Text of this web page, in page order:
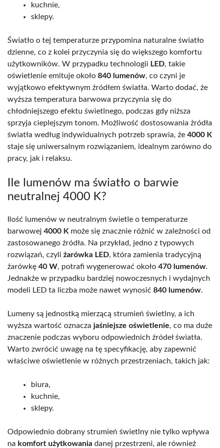
kuchnie,
sklepy.
Światło o tej temperaturze przypomina naturalne światło
dzienne, co z kolei przyczynia się do większego komfortu
użytkowników. W przypadku technologii LED, takie
oświetlenie emituje około 840 lumenów, co czyni je
wyjątkowo efektywnym źródłem światła. Warto dodać, że
wyższa temperatura barwowa przyczynia się do
chłodniejszego efektu świetlnego, podczas gdy niższa
sprzyja cieplejszym tonom. Możliwość dostosowania źródła
światła według indywidualnych potrzeb sprawia, że 4000 K
staje się uniwersalnym rozwiązaniem, idealnym zarówno do
pracy, jak i relaksu.
Ile lumenów ma światło o barwie
neutralnej 4000 K?
Ilość lumenów w neutralnym świetle o temperaturze
barwowej 4000 K może się znacznie różnić w zależności od
zastosowanego źródła. Na przykład, jedno z typowych
rozwiązań, czyli żarówka LED, która zamienia tradycyjną
żarówkę 40 W, potrafi wygenerować około 470 lumenów.
Jednakże w przypadku bardziej nowoczesnych i wydajnych
modeli LED ta liczba może nawet wynosić 840 lumenów.
Lumeny są jednostką mierzącą strumień świetlny, a ich
wyższa wartość oznacza jaśniejsze oświetlenie, co ma duże
znaczenie podczas wyboru odpowiednich źródeł światła.
Warto zwrócić uwagę na tę specyfikację, aby zapewnić
właściwe oświetlenie w różnych przestrzeniach, takich jak:
biura,
kuchnie,
sklepy.
Odpowiednio dobrany strumień świetlny nie tylko wpływa
na komfort użytkowania danej przestrzeni, ale również